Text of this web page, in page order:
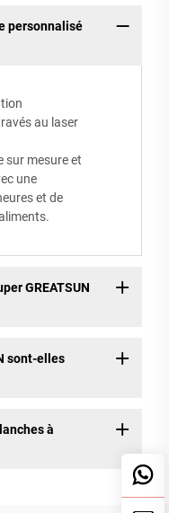
personnalisé
au laser
sur mesure et
une
et de
GREATSUN
sont-elles
à